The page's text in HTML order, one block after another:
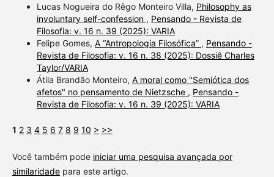
Lucas Nogueira do Rêgo Monteiro Villa, Philosophy as
involuntary self-confession , Pensando - Revista de
Filosofia: v. 16 n. 39 (2025): VARIA
Felipe Gomes, A “Antropologia Filosófica” , Pensando -
Revista de Filosofia: v. 16 n. 38 (2025): Dossiê Charles
Taylor/VARIA
Átila Brandão Monteiro, A moral como "Semiótica dos
afetos" no pensamento de Nietzsche , Pensando -
Revista de Filosofia: v. 16 n. 39 (2025): VARIA
1 2 3 4 5 6 7 8 9 10 > >>
Você também pode iniciar uma pesquisa avançada por
similaridadepara este artigo.